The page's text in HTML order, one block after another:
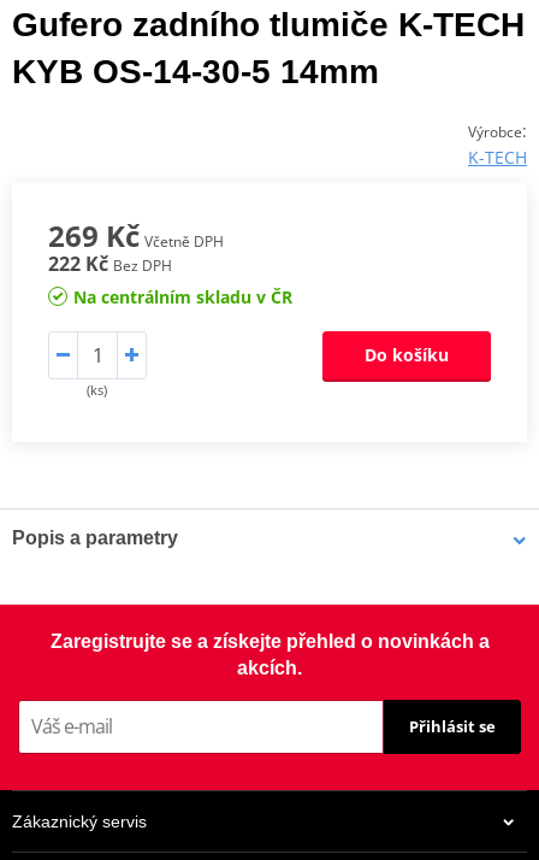
Gufero zadního tlumiče K-TECH
KYB OS-14-30-5 14mm
Výrobce:
K-TECH
269 Kč Včetně DPH
222 Kč Bez DPH
Na centrálním skladu v ČR
(ks)
Do košíku
Popis a parametry
Gufera tlumičů K-Tech jsou přímou náhradou originálních dílů a
jsou k dispozici pro většinu použití.
Zaregistrujte se a získejte přehled o novinkách a
akcích.
Přihlásit se
Zákaznický servis